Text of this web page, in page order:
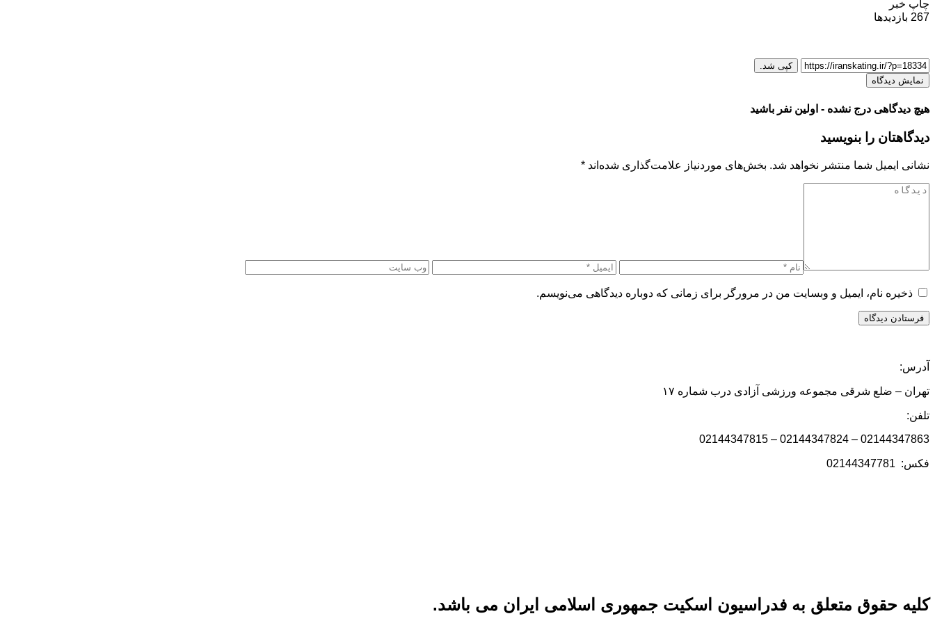
چاپ خبر
267 بازدیدها
کپی شد.
نمایش دیدگاه
هیچ دیدگاهی درج نشده - اولین نفر باشید
دیدگاهتان را بنویسید
نشانی ایمیل شما منتشر نخواهد شد. بخش‌های موردنیاز علامت‌گذاری شده‌اند *
ذخیره نام، ایمیل و وبسایت من در مرورگر برای زمانی که دوباره دیدگاهی می‌نویسم.
آدرس:
تهران – ضلع شرقی مجموعه ورزشی آزادی درب شماره ۱۷
تلفن:
02144347863 – 02144347824 – 02144347815
فکس: 02144347781
کلیه حقوق متعلق به فدراسیون اسکیت جمهوری اسلامی ایران می باشد.